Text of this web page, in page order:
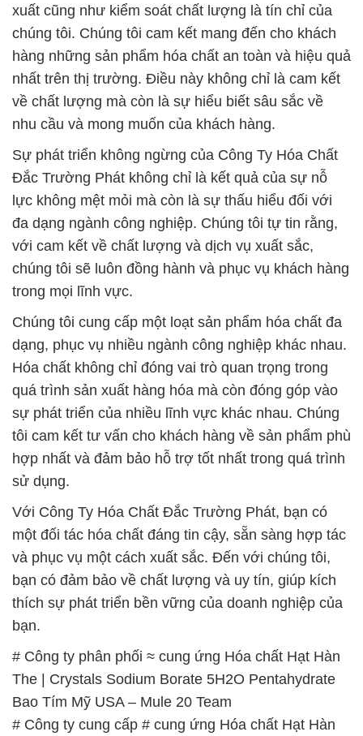
xuất cũng như kiểm soát chất lượng là tín chỉ của
chúng tôi. Chúng tôi cam kết mang đến cho khách
hàng những sản phẩm hóa chất an toàn và hiệu quả
nhất trên thị trường. Điều này không chỉ là cam kết
về chất lượng mà còn là sự hiểu biết sâu sắc về
nhu cầu và mong muốn của khách hàng.
Sự phát triển không ngừng của Công Ty Hóa Chất
Đắc Trường Phát không chỉ là kết quả của sự nỗ
lực không mệt mỏi mà còn là sự thấu hiểu đối với
đa dạng ngành công nghiệp. Chúng tôi tự tin rằng,
với cam kết về chất lượng và dịch vụ xuất sắc,
chúng tôi sẽ luôn đồng hành và phục vụ khách hàng
trong mọi lĩnh vực.
Chúng tôi cung cấp một loạt sản phẩm hóa chất đa
dạng, phục vụ nhiều ngành công nghiệp khác nhau.
Hóa chất không chỉ đóng vai trò quan trọng trong
quá trình sản xuất hàng hóa mà còn đóng góp vào
sự phát triển của nhiều lĩnh vực khác nhau. Chúng
tôi cam kết tư vấn cho khách hàng về sản phẩm phù
hợp nhất và đảm bảo hỗ trợ tốt nhất trong quá trình
sử dụng.
Với Công Ty Hóa Chất Đắc Trường Phát, bạn có
một đối tác hóa chất đáng tin cậy, sẵn sàng hợp tác
và phục vụ một cách xuất sắc. Đến với chúng tôi,
bạn có đảm bảo về chất lượng và uy tín, giúp kích
thích sự phát triển bền vững của doanh nghiệp của
bạn.
# Công ty phân phối ≈ cung ứng Hóa chất Hạt Hàn
The | Crystals Sodium Borate 5H2O Pentahydrate
Bao Tím Mỹ USA – Mule 20 Team
# Công ty cung cấp # cung ứng Hóa chất Hạt Hàn